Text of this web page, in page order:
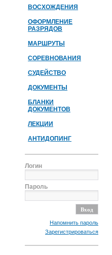
ВОСХОЖДЕНИЯ
ОФОРМЛЕНИЕ
РАЗРЯДОВ
МАРШРУТЫ
СОРЕВНОВАНИЯ
СУДЕЙСТВО
ДОКУМЕНТЫ
БЛАНКИ
ДОКУМЕНТОВ
ЛЕКЦИИ
АНТИДОПИНГ
Логин
Пароль
Напомнить пароль
Зарегистрироваться